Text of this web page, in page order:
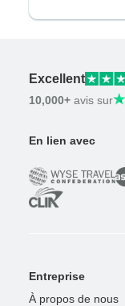
Excellent
10,000+ avis sur
En lien avec
Entreprise
À propos de nous